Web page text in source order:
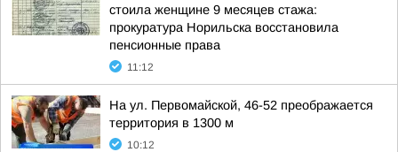
стоила женщине 9 месяцев стажа:
прокуратура Норильска восстановила
пенсионные права
11:12
На ул. Первомайской, 46-52 преображается
территория в 1300 м
10:12